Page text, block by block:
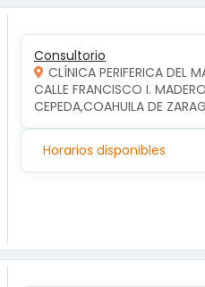
Consultorio
CLÍNICA PERIFERICA DEL
CALLE FRANCISCO I.
CEPEDA,COAHUILA DE
Horarios disponibles